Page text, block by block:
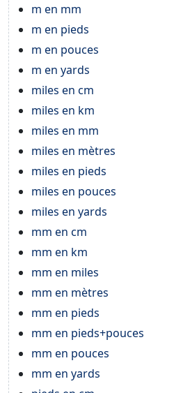
m en mm
m en pieds
m en pouces
m en yards
miles en cm
miles en km
miles en mm
miles en mètres
miles en pieds
miles en pouces
miles en yards
mm en cm
mm en km
mm en miles
mm en mètres
mm en pieds
mm en pieds+pouces
mm en pouces
mm en yards